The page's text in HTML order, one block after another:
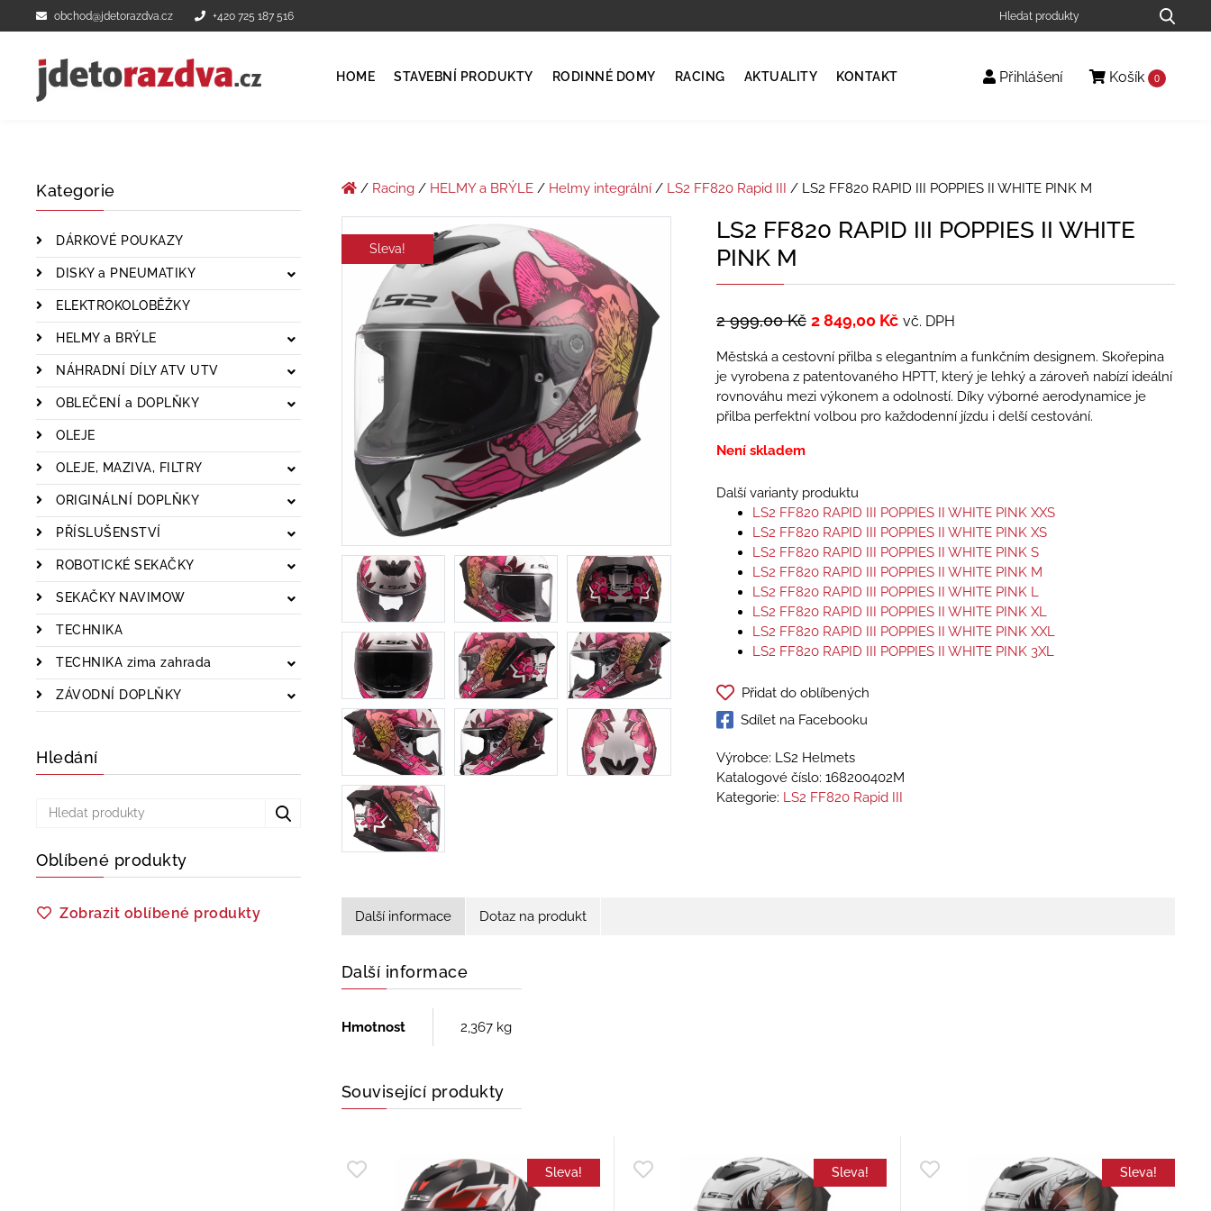
obchod@jdetorazdva.cz +420 725 187 516
HOME STAVEBNÍ PRODUKTY RODINNÉ DOMY RACING AKTUALITY KONTAKT Přihlášení Košík 0
Kategorie
DÁRKOVÉ POUKAZY
DISKY a PNEUMATIKY
ELEKTROKOLOBĚŽKY
HELMY a BRÝLE
NÁHRADNÍ DÍLY ATV UTV
OBLEČENÍ a DOPLŇKY
OLEJE
OLEJE, MAZIVA, FILTRY
ORIGINÁLNÍ DOPLŇKY
PŘÍSLUŠENSTVÍ
ROBOTICKÉ SEKAČKY
SEKAČKY NAVIMOW
TECHNIKA
TECHNIKA zima zahrada
ZÁVODNÍ DOPLŇKY
Hledání
Oblíbené produkty
Zobrazit oblíbené produkty
/ Racing/ HELMY a BRÝLE/ Helmy integrální/ LS2 FF820 Rapid III / LS2 FF820 RAPID III POPPIES II WHITE PINK M
Sleva!
LS2 FF820 RAPID III POPPIES II WHITE
PINK M
2 999,00Kč 2 849,00 Kč vč. DPH
Městská a cestovní přilba s elegantním a funkčním designem. Skořepina
je vyrobena z patentovaného HPTT, který je lehký a zároveň nabízí ideální
rovnováhu mezi výkonem a odolností. Díky výborné aerodynamice je
přilba perfektní volbou pro každodenní jízdu i delší cestování.
Není skladem
Další varianty produktu
LS2 FF820 RAPID III POPPIES II WHITE PINK XXS
LS2 FF820 RAPID III POPPIES II WHITE PINK XS
LS2 FF820 RAPID III POPPIES II WHITE PINK S
LS2 FF820 RAPID III POPPIES II WHITE PINK M
LS2 FF820 RAPID III POPPIES II WHITE PINK L
LS2 FF820 RAPID III POPPIES II WHITE PINK XL
LS2 FF820 RAPID III POPPIES II WHITE PINK XXL
LS2 FF820 RAPID III POPPIES II WHITE PINK 3XL
Přidat do oblíbených
Sdílet na Facebooku
Výrobce: LS2 Helmets
Katalogové číslo: 168200402M
Kategorie: LS2 FF820 Rapid III
Další informace Dotaz na produkt
Další informace
Hmotnost 2,367 kg
Související produkty
Sleva! Sleva! Sleva!